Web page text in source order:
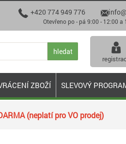
(neplatí pro VO prodej)
ZBOŽÍ SLEVOVÝ
hledat
 +420 774 949 776
Otevřeno po - pá 9:00 - 12:00 a